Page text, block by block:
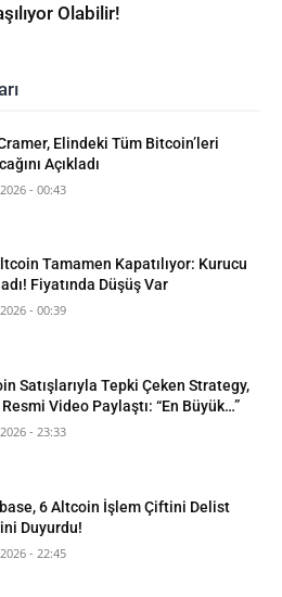
Olabilir!
Elindeki Tüm Bitcoin’leri
Açıkladı
- 00:43
Tamamen Kapatılıyor: Kurucu
Fiyatında Düşüş Var
- 00:39
Satışlarıyla Tepki Çeken Strategy,
Video Paylaştı: “En Büyük…”
- 23:33
6 Altcoin İşlem Çiftini Delist
Duyurdu!
- 22:45